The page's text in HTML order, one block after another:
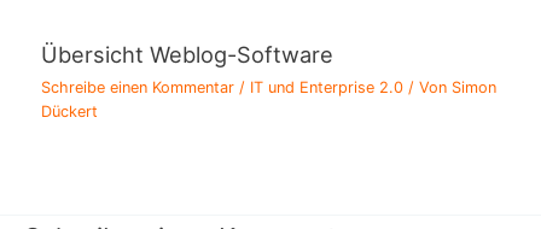
Übersicht Weblog-Software
Schreibe einen Kommentar / IT und Enterprise 2.0 / Von Simon
Dückert